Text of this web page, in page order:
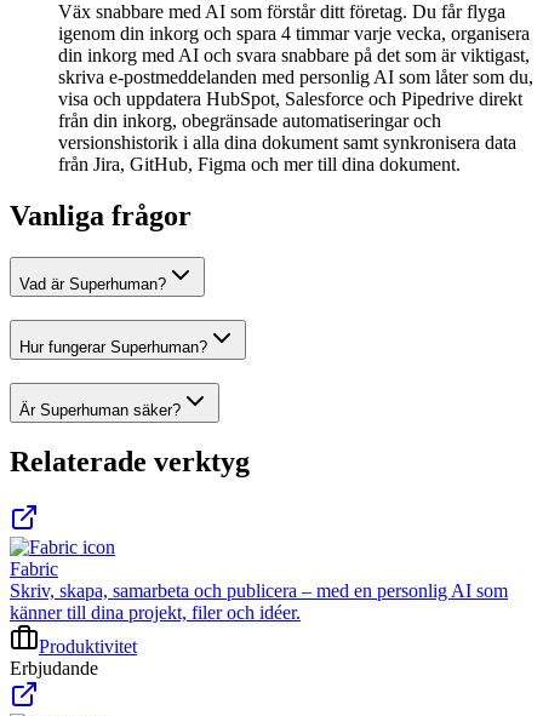
Väx snabbare med AI som förstår ditt företag. Du får flyga
igenom din inkorg och spara 4 timmar varje vecka, organisera
din inkorg med AI och svara snabbare på det som är viktigast,
skriva e-postmeddelanden med personlig AI som låter som du,
visa och uppdatera HubSpot, Salesforce och Pipedrive direkt
från din inkorg, obegränsade automatiseringar och
versionshistorik i alla dina dokument samt synkronisera data
från Jira, GitHub, Figma och mer till dina dokument.
Vanliga frågor
Vad är Superhuman?
Hur fungerar Superhuman?
Är Superhuman säker?
Relaterade verktyg
Fabric
Skriv, skapa, samarbeta och publicera – med en personlig AI som
känner till dina projekt, filer och idéer.
Produktivitet
Erbjudande